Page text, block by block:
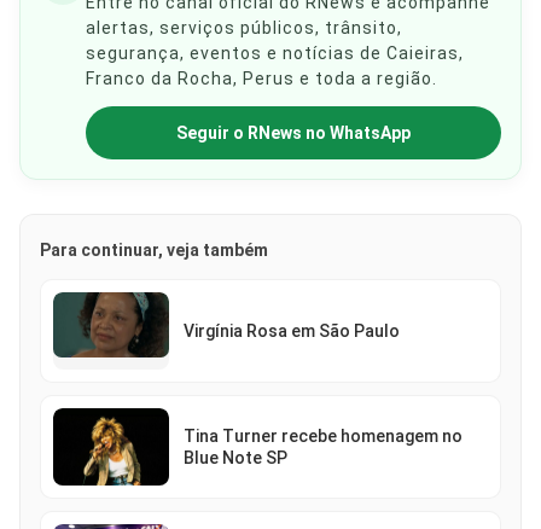
alertas, serviços públicos, trânsito,
segurança, eventos e notícias de Caieiras,
Franco da Rocha, Perus e toda a região.
Seguir o RNews no WhatsApp
Para continuar, veja também
Virgínia Rosa em São Paulo
Tina Turner recebe homenagem no
Blue Note SP